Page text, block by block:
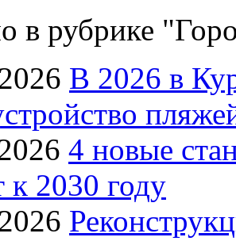
в рубрике
В 2026 в
4 новые
к 2030 году